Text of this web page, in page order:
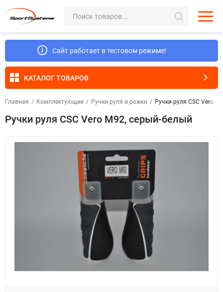
Сайт работает в тестовом режиме!
КАТАЛОГ ТОВАРОВ
Главная / Комплектующие / Ручки руля и рожки / Ручки руля CSC Vero
Ручки руля CSC Vero M92, серый-белый